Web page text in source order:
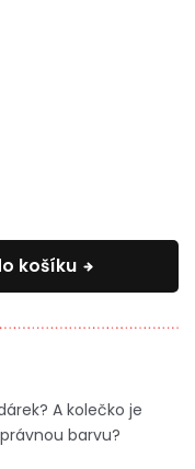
košíku
A kolečko je
barvu?